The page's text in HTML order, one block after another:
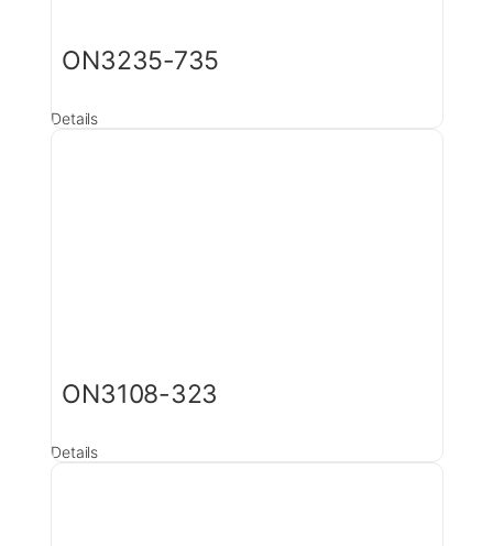
ON3235-735
Details
ON3108-323
Details